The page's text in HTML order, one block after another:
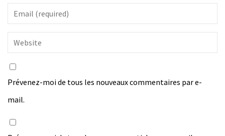
Prévenez-moi de tous les nouveaux commentaires par e-
mail.